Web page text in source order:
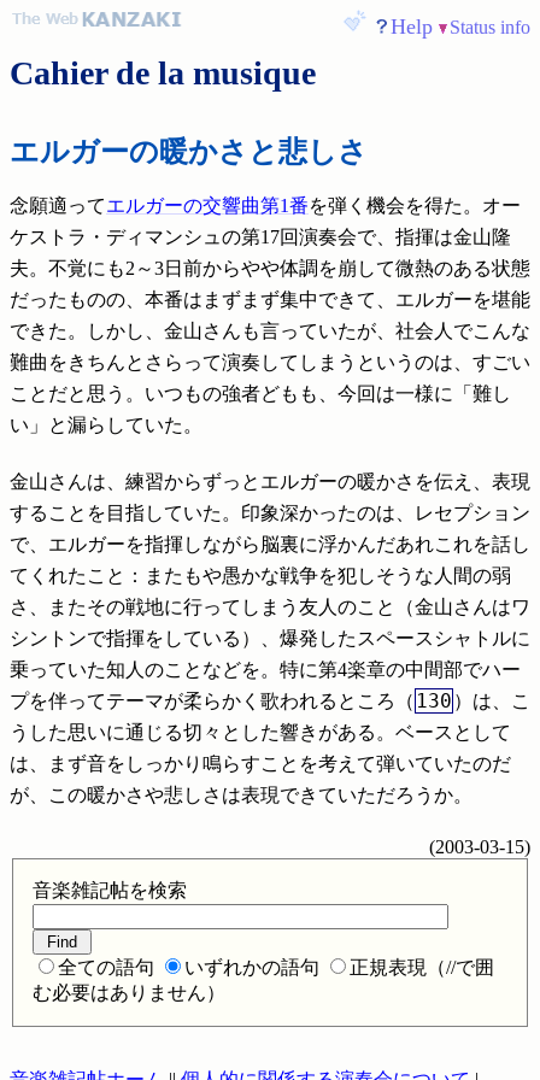
Help Status info
Cahier de la musique
エルガーの暖かさと悲しさ
念願適ってエルガーの交響曲第1番を弾く機会を得た。オー
ケストラ・ディマンシュの第17回演奏会で、指揮は金山隆
夫。不覚にも2～3日前からやや体調を崩して微熱のある状態
だったものの、本番はまずまず集中できて、エルガーを堪能
できた。しかし、金山さんも言っていたが、社会人でこんな
難曲をきちんとさらって演奏してしまうというのは、すごい
ことだと思う。いつもの強者どもも、今回は一様に「難し
い」と漏らしていた。
金山さんは、練習からずっとエルガーの暖かさを伝え、表現
することを目指していた。印象深かったのは、レセプション
で、エルガーを指揮しながら脳裏に浮かんだあれこれを話し
てくれたこと：またもや愚かな戦争を犯しそうな人間の弱
さ、またその戦地に行ってしまう友人のこと（金山さんはワ
シントンで指揮をしている）、爆発したスペースシャトルに
乗っていた知人のことなどを。特に第4楽章の中間部でハー
プを伴ってテーマが柔らかく歌われるところ（ 130 ）は、こ
うした思いに通じる切々とした響きがある。ベースとして
は、まず音をしっかり鳴らすことを考えて弾いていたのだ
が、この暖かさや悲しさは表現できていただろうか。
(2003-03-15)
音楽雑記帖を検索
全ての語句 いずれかの語句
正規表現（//で囲
む必要はありません）